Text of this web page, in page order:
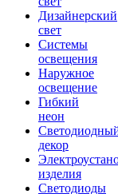
Дизайнерский
свет
Системы
освещения
Наружное
освещение
Гибкий
неон
декор
изделия
Светодиоды